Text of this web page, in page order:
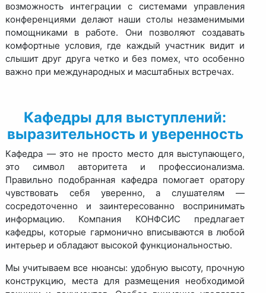
возможность интеграции с системами управления
конференциями делают наши столы незаменимыми
помощниками в работе. Они позволяют создавать
комфортные условия, где каждый участник видит и
слышит друг друга четко и без помех, что особенно
важно при международных и масштабных встречах.
Кафедры для выступлений:
выразительность и уверенность
Кафедра — это не просто место для выступающего,
это символ авторитета и профессионализма.
Правильно подобранная кафедра помогает оратору
чувствовать себя уверенно, а слушателям —
сосредоточенно и заинтересованно воспринимать
информацию. Компания КОНФСИС предлагает
кафедры, которые гармонично вписываются в любой
интерьер и обладают высокой функциональностью.
Мы учитываем все нюансы: удобную высоту, прочную
конструкцию, места для размещения необходимой